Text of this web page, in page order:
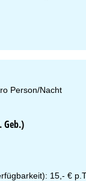
Person/Nacht
Geb.)
15,- €